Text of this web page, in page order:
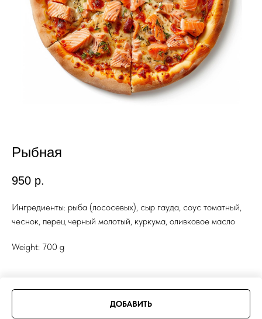
Рыбная
950 р.
ДОБАВИТЬ
Ингредиенты: рыба (лососевых), сыр гауда, соус томатный,
чеснок, перец черный молотый, куркума, оливковое масло
Weight: 700 g
Made on Tilda